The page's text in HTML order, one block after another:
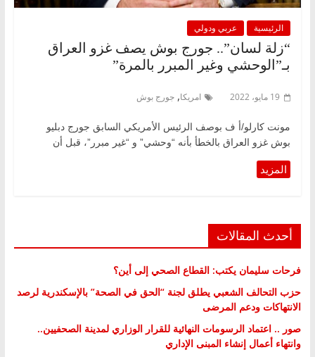
الرئيسية عربي ودولي
“زلة لسان”.. جورج بوش يصف غزو العراق
بـ”الوحشي وغير المبرر بالمرة”
19 مايو، 2022 امريكا, جورج بوش
مونت كارلو/أ ف بوصف الرئيس الأمريكي السابق جورج دبليو
بوش غزو العراق بالخطأ بأنه “وحشي” و “غير مبرر”، قبل أن
أحدث المقالات
فرحات سليمان يكتب: القطاع الصحي إلى أين؟
حزب التحالف الشعبي يطلق لجنة “الحق في الصحة” بالإسكندرية لرصد
الانتهاكات ودعم المرضى
صور .. اعتماد الرسومات النهائية للقرار الوزاري لمدينة الصحفيين..
وانتهاء أعمال إنشاء المبنى الإداري